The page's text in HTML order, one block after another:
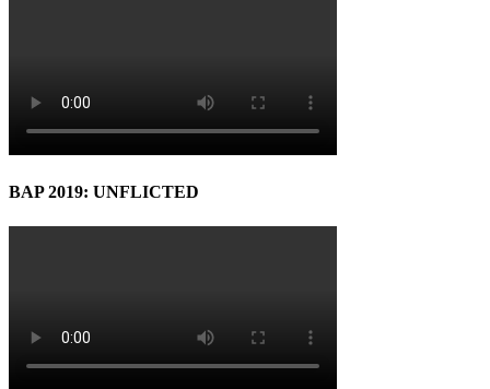
BAP 2019: UNFLICTED